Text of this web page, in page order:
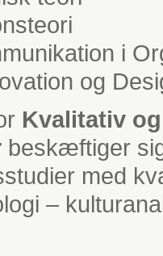
i
og
Kvalitativ
beskæftiger
med
–